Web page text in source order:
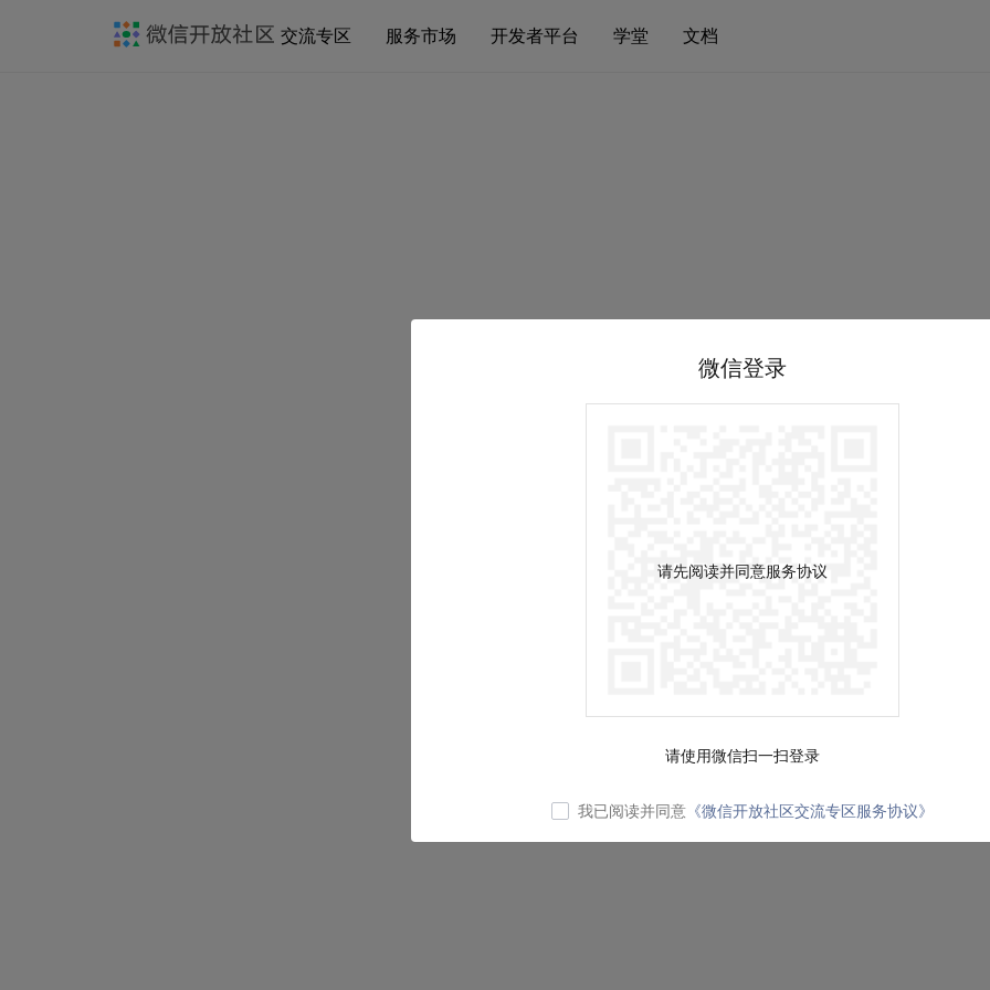
交流专区 服务市场 开发者平台 学堂 文档
微信登录
请先阅读并同意服务协议
请使用微信扫一扫登录
我已阅读并同意 《微信开放社区交流专区服务协议》